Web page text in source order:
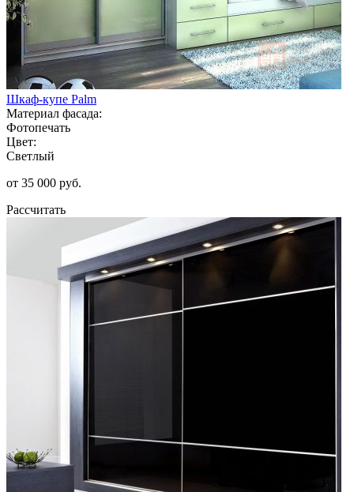
Шкаф-купе Palm
Материал фасада:
Фотопечать
Цвет:
Светлый
от 35 000 руб.
Рассчитать